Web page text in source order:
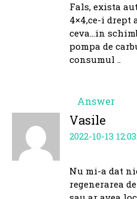
Fals, exista
4×4,ce-i drept
ceva…in
pompa de
consumul ..
Answer
Vasile
2022-10-13
Nu mi-a dat
regenerarea